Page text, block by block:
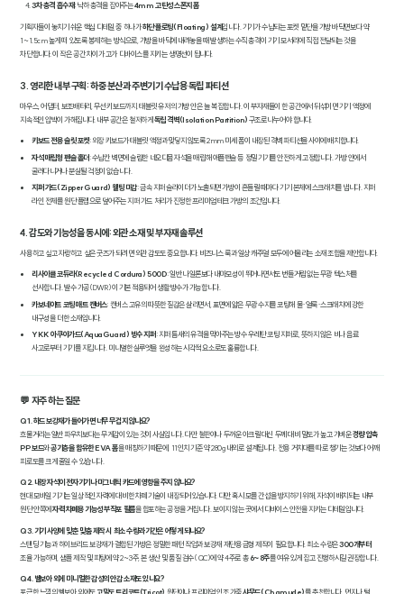
3차 충격 흡수재: 낙하 충격을 잡아주는4mm 고탄성 스폰지 폼
기획자들이 놓치기 쉬운 핵심 디테일 중 하나가하단 플로팅(Floating) 설계 입니다. 기기가 수납되는 포켓 밑단을 가방 바닥면보다 약
1~1.5cm 높게 떠 있도록 봉제하는 방식으로, 가방을 바닥에 내려놓을 때 발생하는 수직 충격이 기기 모서리에 직접 전달되는 것을
차단합니다. 이 작은 공간 차이가 고가 디바이스를 지키는 생명선이 됩니다.
3. 영리한 내부 구획: 하중 분산과 주변기기 수납용 독립 파티션
마우스, 어댑터, 보조배터리, 무선 키보드까지. 태블릿 유저의 가방 안은 늘 복잡합니다. 이 부자재들이 한 공간에서 뒤섞이면 기기 액정에
지속적인 압박이 가해집니다. 내부 공간은 철저하게 독립 격벽(Isolation Partition) 구조로 나누어야 합니다.
키보드 전용 슬릿 포켓: 외장 키보드가 태블릿 액정과 맞닿지 않도록 2mm 미세 폼이 내장된 격벽 파티션을 사이에 배치합니다.
자석 매립형 펜슬 홀더 : 수납칸 벽면에 슬림한 네오디뮴 자석을 매립해 애플펜슬 등 정밀 기기를 안전하게 고정합니다. 가방 안에서
굴러다니거나 분실될 걱정이 없습니다.
지퍼 가드(Zipper Guard) 웰팅 마감: 금속 지퍼 슬라이더가 노출되면 가방이 흔들릴 때마다 기기 본체에 스크래치를 냅니다. 지퍼
라인 전체를 원단 플랩으로 덮어주는 지퍼 가드 처리가 진정한 프리미엄 테크 가방의 조건입니다.
4. 감도와 기능성을 동시에: 외관 소재 및 부자재 솔루션
사용하고 싶고 자랑하고 싶은 굿즈가 되려면 외관 감도도 중요합니다. 비즈니스 룩과 일상 캐주얼 모두에 어울리는 소재 조합을 제안합니다.
리사이클 코듀라(Recycled Cordura) 500D: 일반 나일론보다 내마모성이 뛰어나면서도 번들거림 없는 무광 텍스처를
선사합니다. 발수 가공(DWR)이 기본 적용되어 생활 방수가 가능합니다.
카보네이트 코팅 매트 캔버스: 캔버스 고유의 따뜻한 질감은 살리면서, 표면에 얇은 무광 수지를 코팅해 물·얼룩·스크래치에 강한
내구성을 더한 소재입니다.
YKK 아쿠아가드(AquaGuard) 방수 지퍼 : 지퍼 틈새의 유격을 막아주는 방수 우레탄 코팅 지퍼로, 뜻하지 않은 비나 음료
사고로부터 기기를 지킵니다. 미니멀한 실루엣을 완성하는 시각적 요소로도 훌륭합니다.
💬 자주 하는 질문
Q1. 하드 보강재가 들어가면 너무 무겁지 않나요?
흐물거리는 일반 파우치보다는 무게감이 있는 것이 사실입니다. 다만 철판이나 두꺼운 아크릴 대신 두께 대비 밀도가 높고 가벼운경량 압축
PP 보드와공기층을 함유한 EVA 폼을 매칭하기 때문에, 11인치 기준 약 280g 내외로 설계됩니다. 전용 거치대를 따로 챙기는 것보다 어깨
피로도를 크게 줄일 수 있습니다.
Q2. 내장 자석이 전자기기나 마그네틱 카드에 영향을 주지 않나요?
현대 모바일 기기는 일상적인 자력에 대비한 차폐 기술이 내장되어 있습니다. 다만 혹시 모를 간섭을 방지하기 위해, 자석이 배치되는 내부
원단 안쪽에자력 차폐용 기능성 부직포 필름을 합포하는 공정을 거칩니다. 보이지 않는 곳에서 디바이스 안전을 지키는 디테일입니다.
Q3. 기기 사양에 맞춘 맞춤 제작 시 최소 수량과 기간은 어떻게 되나요?
스탠딩 기능과 하이브리드 보강재가 결합된 가방은 정밀한 패턴 작업과 보강재 재단용 금형 제작이 필요합니다. 최소 수량은300개부터
조율 가능하며, 샘플 제작 및 피팅에 약 2~3주, 본 생산 및 품질 검수(QC)에 약 4주로 총 6~8주를 여유 있게 잡고 진행하시길 권장합니다.
Q4. 벨보아 외에 미니멀한 감성의 안감 소재도 있나요?